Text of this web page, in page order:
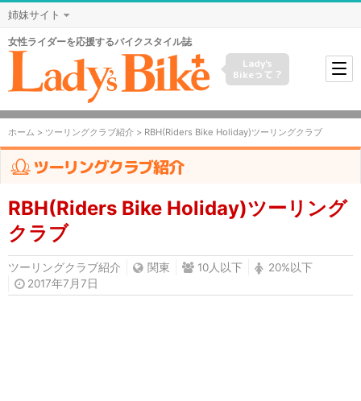
姉妹サイト
女性ライダーを応援するバイクスタイル誌
Lady's
Bikeって？
ホーム > ツーリングクラブ紹介 > RBH(Riders Bike Holiday)ツーリングクラブ
ツーリングクラブ紹介
RBH(Riders Bike Holiday)ツーリング
クラブ
ツーリングクラブ紹介 関東 10人以下
20%以下
2017年7月7日